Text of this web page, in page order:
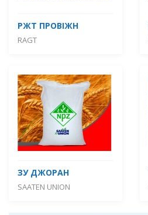
РЖТ ПРОВІЖН
RAGT
ЗУ ДЖОРАН
SAATEN UNION